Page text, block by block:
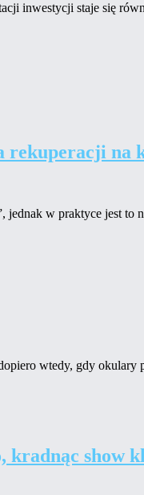
inwestycji staje się
na
w praktyce jest to
wtedy, gdy okulary
kradnąc show